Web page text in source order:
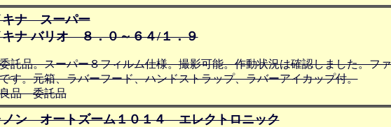
キナ スーパー
キナ バリオ ８．０～６４/１．９
託品。スーパー８フィルム仕様。撮影可能。作動状況は確認しました。フ
す。元箱、ラバーフード、ハンドストラップ、ラバーアイカップ付。
品 委託品
ノン オートズーム１０１４ エレクトロニック